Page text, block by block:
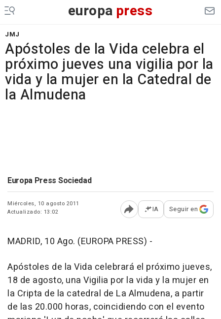
europa press
JMJ
Apóstoles de la Vida celebra el
próximo jueves una vigilia por la
vida y la mujer en la Catedral de
la Almudena
Europa Press Sociedad
Miércoles, 10 agosto 2011
Actualizado: 13:02
Abrir opciones para
IA Seguir en
MADRID, 10 Ago. (EUROPA PRESS) -
Apóstoles de la Vida celebrará el próximo jueves,
18 de agosto, una Vigilia por la vida y la mujer en
la Cripta de la catedral de La Almudena, a partir
de las 20.000 horas, coincidiendo con el evento